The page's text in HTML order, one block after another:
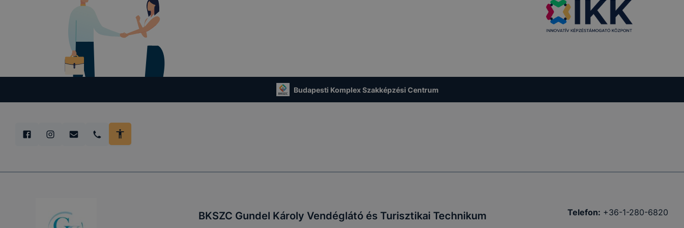
Budapesti Komplex Szakképzési Centrum
BKSZC Gundel Károly Vendéglátó és Turisztikai Technikum Telefon: +36-1-280-6820